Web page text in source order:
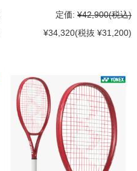
定価: ¥42,900(税込)
¥34,320(税抜 ¥31,200)